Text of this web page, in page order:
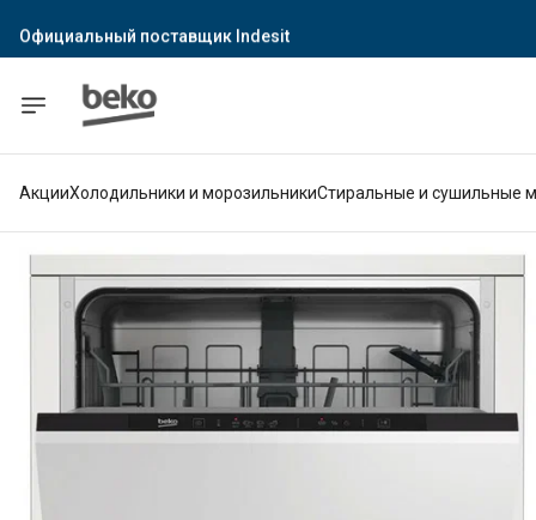
Официальный поставщик Indesit
Официальный поставщик Hotpoint
АкцииХолодильники и морозильникиСтиральные и сушильные